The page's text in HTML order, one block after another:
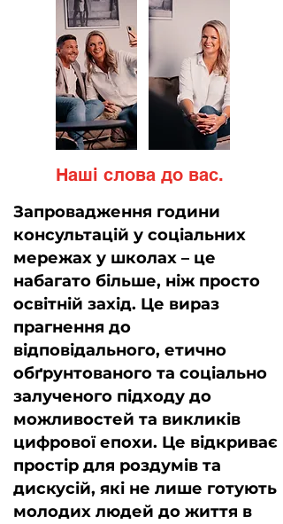
Наші слова до вас.
Запровадження години
консультацій у соціальних
мережах у школах – це
набагато більше, ніж просто
освітній захід. Це вираз
прагнення до
відповідального, етично
обґрунтованого та соціально
залученого підходу до
можливостей та викликів
цифрової епохи. Це відкриває
простір для роздумів та
дискусій, які не лише готують
молодих людей до життя в